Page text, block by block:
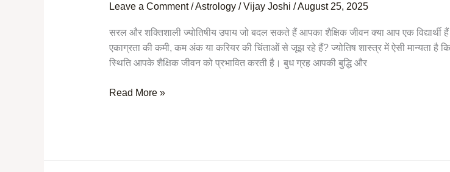
Leave a Comment /Astrology/Vijay Joshi /August 25, 2025
सरल और शक्तिशाली ज्योतिषीय उपाय जो बदल सकते हैं आपका शैक्षिक जीवन क्या आप एक विद्यार्थी
एकाग्रता की कमी, कम अंक या करियर की चिंताओं से जूझ रहे हैं? ज्योतिष शास्त्र में ऐसी मान्यता है
स्थिति आपके शैक्षिक जीवन को प्रभावित करती है। बुध ग्रह आपकी बुद्धि और
ज्योतिष
पढ़ाई
में
सफलता
तरीके
Read More »